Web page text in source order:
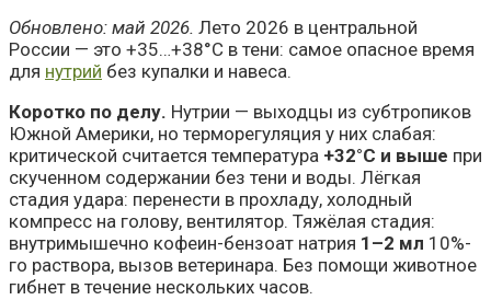
Обновлено: май 2026. Лето 2026 в центральной
России — это +35…+38°C в тени: самое опасное время
для нутрий без купалки и навеса.
Коротко по делу. Нутрии — выходцы из субтропиков
Южной Америки, но терморегуляция у них слабая:
критической считается температура +32°C и выше при
скученном содержании без тени и воды. Лёгкая
стадия удара: перенести в прохладу, холодный
компресс на голову, вентилятор. Тяжёлая стадия:
внутримышечно кофеин-бензоат натрия 1–2 мл 10%-
го раствора, вызов ветеринара. Без помощи животное
гибнет в течение нескольких часов.